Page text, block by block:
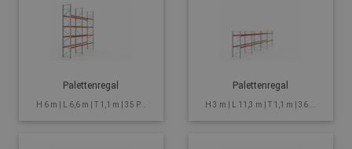
Palettenregal
H 6 m | L 6,6 m | T 1,1 m | 35 P...
Palettenregal
H 3 m | L 11,3 m | T 1,1 m | 36 ...